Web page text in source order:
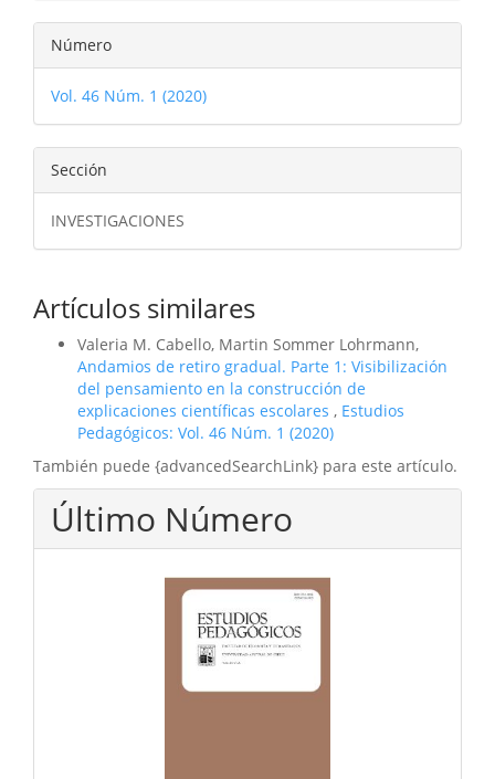
Número
Vol. 46 Núm. 1 (2020)
Sección
INVESTIGACIONES
Artículos similares
Valeria M. Cabello, Martin Sommer Lohrmann,
Andamios de retiro gradual. Parte 1: Visibilización
del pensamiento en la construcción de
explicaciones científicas escolares , Estudios
Pedagógicos: Vol. 46 Núm. 1 (2020)
También puede {advancedSearchLink} para este artículo.
Último Número